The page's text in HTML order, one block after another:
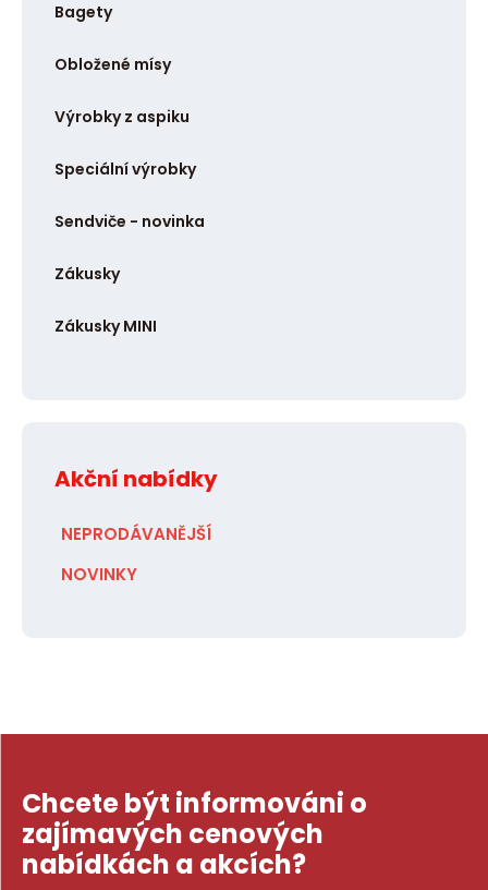
Bagety
Obložené mísy
Výrobky z aspiku
Speciální výrobky
Sendviče - novinka
Zákusky
Zákusky MINI
Akční nabídky
NEPRODÁVANĚJŠÍ
NOVINKY
Chcete být informováni o
zajímavých cenových
nabídkách a akcích?